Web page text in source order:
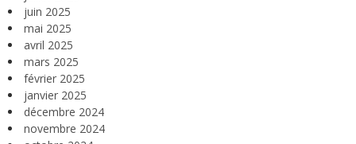
juin 2025
mai 2025
avril 2025
mars 2025
février 2025
janvier 2025
décembre 2024
novembre 2024